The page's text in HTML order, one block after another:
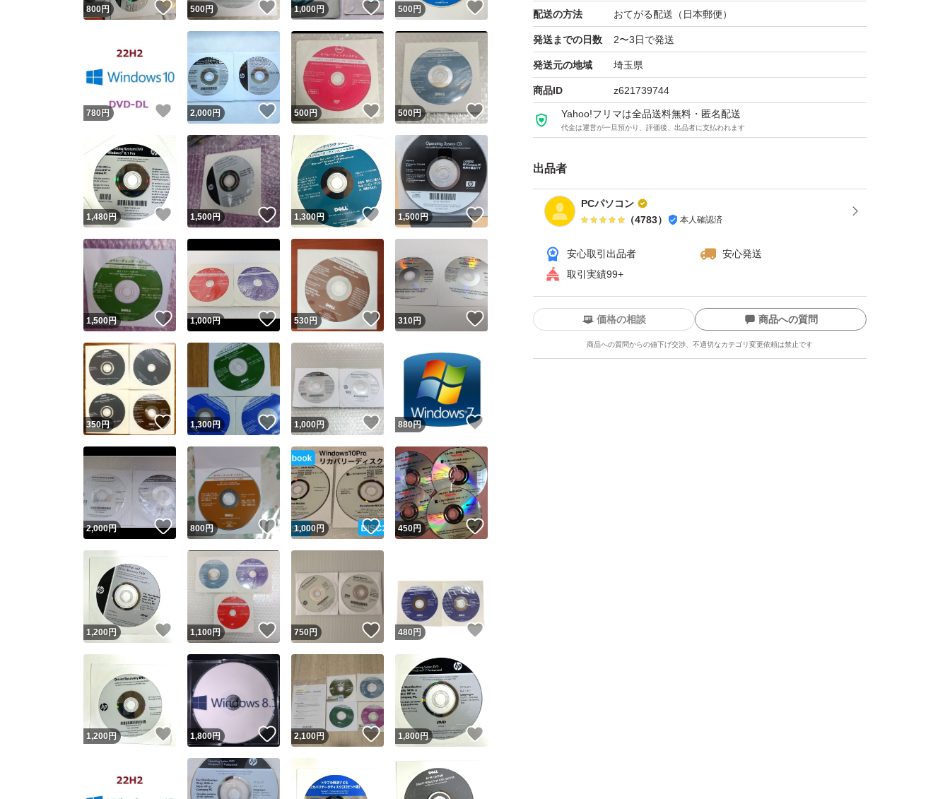
配送の方法 おてがる配送（日本郵便）
発送までの日数 2〜3日で発送
発送元の地域 埼玉県
商品ID z621739744
Yahoo!フリマは全品送料無料・匿名配送
代金は運営が一旦預かり、評価後、出品者に支払われます
出品者
PCパソコン
（4783） 本人確認済
安心取引出品者
安心発送
取引実績99+
ユーザーの実績について
Yahoo!フリマが定めた一定の基準を満たしたユーザーにバッジを付与しています
安心取引出品者
安心取引出品者 Yahoo!フリマの基準をクリアした安心・安全なユーザーです
取引実績
取引実績◯+ このユーザーはYahoo!フリマの取引を完了させた実績があります
他フリマ実績◯+ このユーザーは他フリマサービスでの取引実績があります
スピード&安心発送
※このバッジは実績に基づく表示であり、発送を保証しているものではありません
価格の相談 商品への質問
商品への質問からの値下げ交渉、不適切なカテゴリ変更依頼は禁止です
この商品の情報をコピーします
商品画像の 無断転載は禁止
されています
1商品につき1回です
出品ページへ
キャンセル
800円 いいね！
500円 いいね！
1,000円 いいね！
500 円
780 円 いいね！
2,000円 いいね！
500円 いいね！
500円 いいね！
1,480円 いいね！
1,500円 いいね！
1,300円 いいね！
1,500円 いいね！
1,500円 いいね！
1,000円 いいね！
530 円 いいね！
310円
350円 いいね！
1,300円 いいね！
1,000円 いいね！
880円
2,000円 いいね！
800円 いいね！
1,000円 いいね！
450円
1,200円 いいね！
1,100円 いいね！
750円 いいね！
480 円
1,200 円 いいね！
1,800円 いいね！
2,100円 いいね！
1,800円